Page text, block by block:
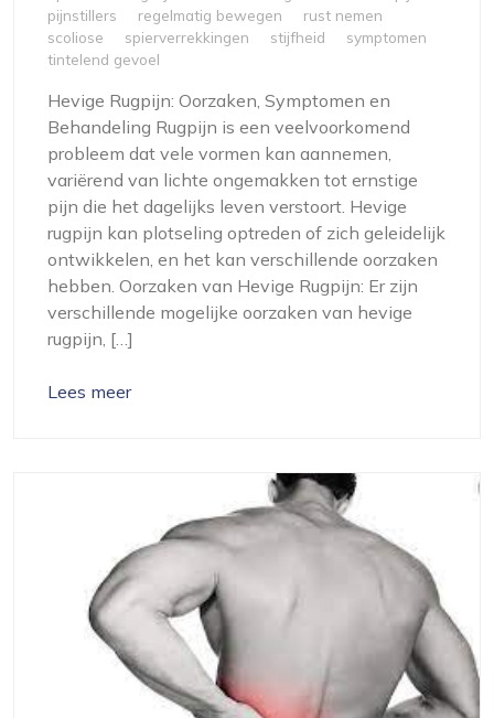
pijnstillers
regelmatig bewegen
rust nemen
scoliose
spierverrekkingen stijfheid
symptomen
tintelend gevoel
Hevige Rugpijn: Oorzaken, Symptomen en
Behandeling Rugpijn is een veelvoorkomend
probleem dat vele vormen kan aannemen,
variërend van lichte ongemakken tot ernstige
pijn die het dagelijks leven verstoort. Hevige
rugpijn kan plotseling optreden of zich geleidelijk
ontwikkelen, en het kan verschillende oorzaken
hebben. Oorzaken van Hevige Rugpijn: Er zijn
verschillende mogelijke oorzaken van hevige
rugpijn, […]
Lees meer